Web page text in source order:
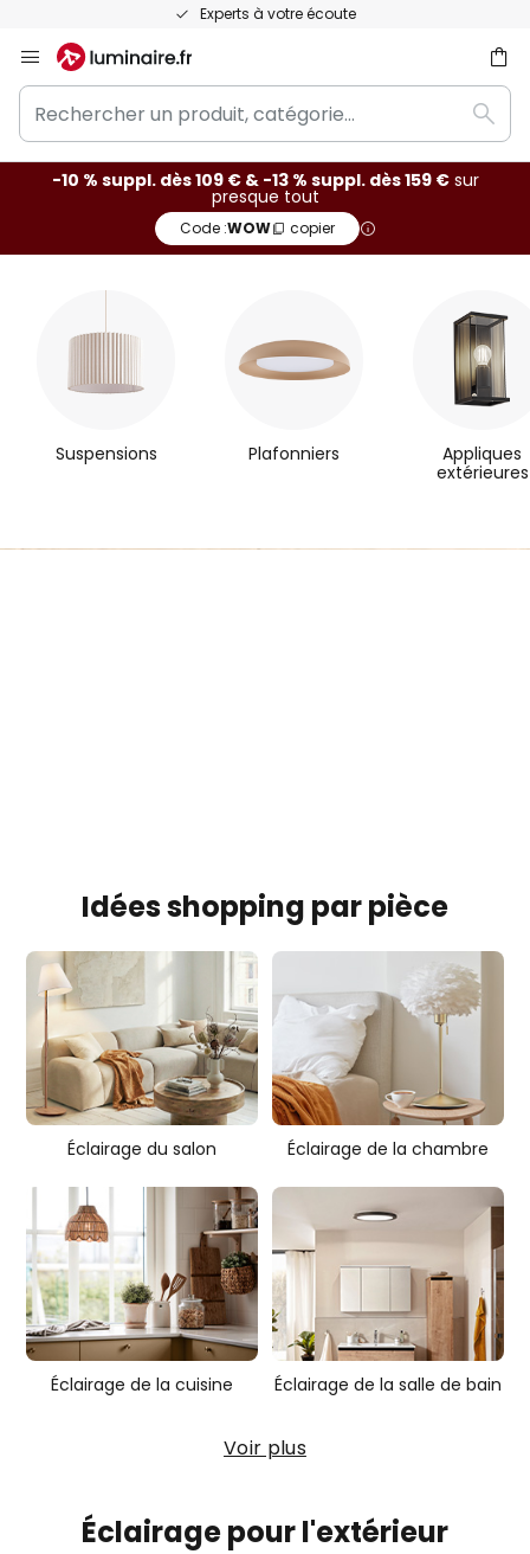
Recommandé sur Trustpilot
Allez
au
contenu
Rechercher
un
produit,
catégorie...
-10 % suppl. dès 109 € & -13 % suppl. dès 159 €sur
presque tout
Code :WOW copier
r
a
r
e
Suspensions Plafonniers
Appliques
extérieures
Idées shopping par pièce
Éclairage du salon Éclairage de la chambre
Éclairage de la cuisine Éclairage de la salle de bain
Voir plus
Éclairage pour l'extérieur